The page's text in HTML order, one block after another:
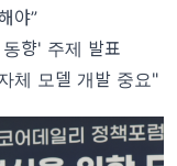
야”
향' 주제 발표
체 모델 개발 중요"